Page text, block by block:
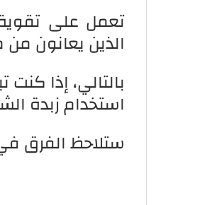
تعمل على
الذين يعانون
بالتالي، إذا
استخدام زبدة
ستلاحظ الفرق